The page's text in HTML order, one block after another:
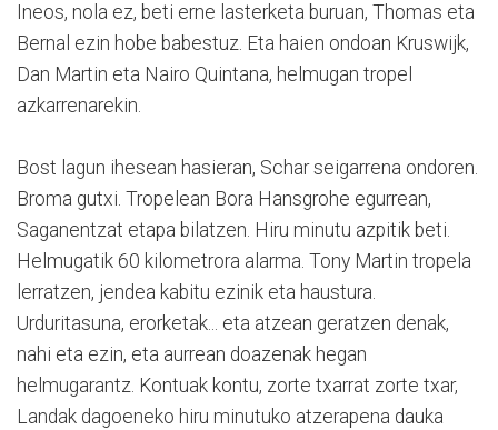
Ineos, nola ez, beti erne lasterketa buruan, Thomas eta
Bernal ezin hobe babestuz. Eta haien ondoan Kruswijk,
Dan Martin eta Nairo Quintana, helmugan tropel
azkarrenarekin.
Bost lagun ihesean hasieran, Schar seigarrena ondoren.
Broma gutxi. Tropelean Bora Hansgrohe egurrean,
Saganentzat etapa bilatzen. Hiru minutu azpitik beti.
Helmugatik 60 kilometrora alarma. Tony Martin tropela
lerratzen, jendea kabitu ezinik eta haustura.
Urduritasuna, erorketak... eta atzean geratzen denak,
nahi eta ezin, eta aurrean doazenak hegan
helmugarantz. Kontuak kontu, zorte txarrat zorte txar,
Landak dagoeneko hiru minutuko atzerapena dauka